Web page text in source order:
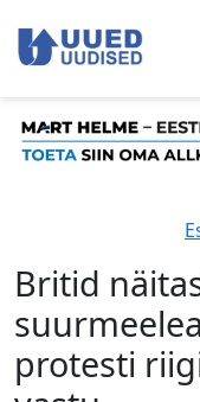
Britid
protesti